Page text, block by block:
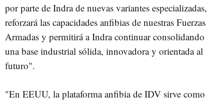
por parte de Indra de nuevas variantes especializadas,
reforzará las capacidades anfibias de nuestras Fuerzas
Armadas y permitirá a Indra continuar consolidando
una base industrial sólida, innovadora y orientada al
futuro".
"En EEUU, la plataforma anfibia de IDV sirve como